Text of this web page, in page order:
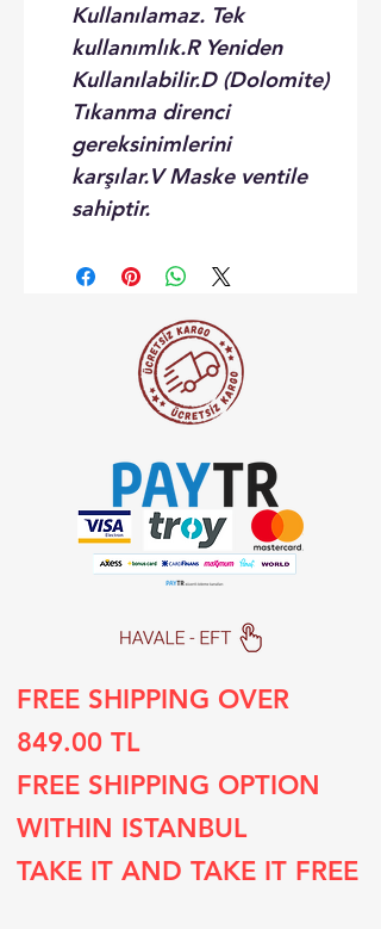
Kullanılamaz. Tek
kullanımlık.RYeniden
Kullanılabilir.D(Dolomite)
Tıkanma direnci
gereksinimlerini
karşılar.VMaske ventile
sahiptir.
FREE SHIPPING OVER
849.00 TL
FREE SHIPPING OPTION
WITHIN ISTANBUL
TAKE IT AND TAKE IT FREE